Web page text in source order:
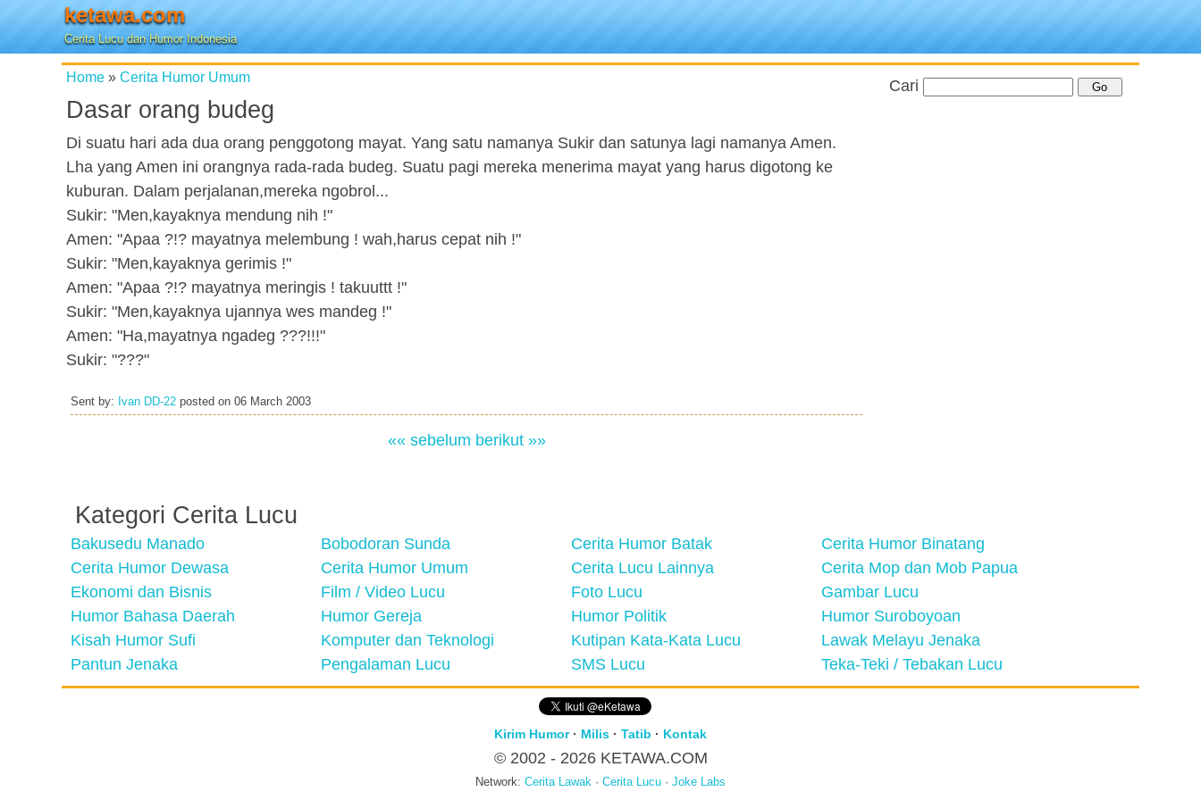
ketawa.com
Cerita Lucu dan Humor Indonesia
Home » Cerita Humor Umum
Dasar orang budeg
Di suatu hari ada dua orang penggotong mayat. Yang satu namanya Sukir dan satunya lagi namanya Amen.
Lha yang Amen ini orangnya rada-rada budeg. Suatu pagi mereka menerima mayat yang harus digotong ke
kuburan. Dalam perjalanan,mereka ngobrol...
Sukir: "Men,kayaknya mendung nih !"
Amen: "Apaa ?!? mayatnya melembung ! wah,harus cepat nih !"
Sukir: "Men,kayaknya gerimis !"
Amen: "Apaa ?!? mayatnya meringis ! takuuttt !"
Sukir: "Men,kayaknya ujannya wes mandeg !"
Amen: "Ha,mayatnya ngadeg ???!!!"
Sukir: "???"
Sent by: Ivan DD-22 posted on 06 March 2003
«« sebelum berikut »»
Cari
Kategori Cerita Lucu
Bakusedu Manado Bobodoran Sunda Cerita Humor Batak
Cerita Humor Binatang
Cerita Humor Dewasa
Cerita Humor Umum Cerita Lucu Lainnya
Cerita Mop dan Mob Papua
Ekonomi dan Bisnis
Film / Video Lucu Foto Lucu
Gambar Lucu
Humor Bahasa Daerah
Humor Gereja Humor Politik
Humor Suroboyoan
Kisah Humor Sufi
Komputer dan Teknologi Kutipan Kata-Kata Lucu
Lawak Melayu Jenaka
Pantun Jenaka
Pengalaman Lucu SMS Lucu Teka-Teki / Tebakan Lucu
Kirim Humor· Milis · Tatib · Kontak
© 2002 - 2026 KETAWA.COM
Network: Cerita Lawak · Cerita Lucu · Joke Labs